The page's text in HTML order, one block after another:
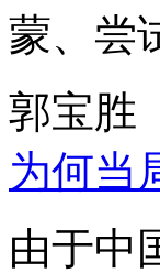
蒙、尝
郭宝胜
为何当
由于中